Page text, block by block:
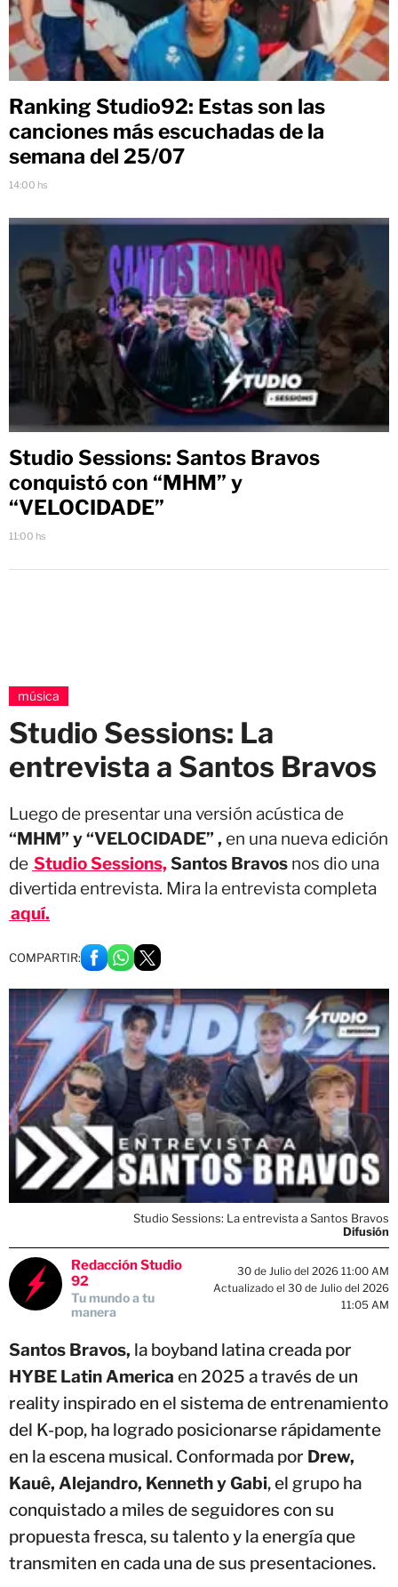
Ranking Studio92: Estas son las
canciones más escuchadas de la
semana del 25/07
14:00 hs
Studio Sessions: Santos Bravos
conquistó con “MHM” y
“VELOCIDADE”
11:00 hs
música
Studio Sessions: La
entrevista a Santos Bravos
Luego de presentar una versión acústica de
“MHM” y “VELOCIDADE” , en una nueva edición
de Studio Sessions, Santos Bravos nos dio una
divertida entrevista. Mira la entrevista completa
aquí.
COMPARTIR:
Studio Sessions: La entrevista a Santos Bravos
Difusión
Redacción Studio
92
Tu mundo a tu
manera
30 de Julio del 2026 11:00 AM
Actualizado el 30 de Julio del 2026
11:05 AM
Santos Bravos, la boyband latina creada por
HYBE Latin America en 2025 a través de un
reality inspirado en el sistema de entrenamiento
del K-pop, ha logrado posicionarse rápidamente
en la escena musical. Conformada por Drew,
Kauê, Alejandro, Kenneth y Gabi, el grupo ha
conquistado a miles de seguidores con su
propuesta fresca, su talento y la energía que
transmiten en cada una de sus presentaciones.